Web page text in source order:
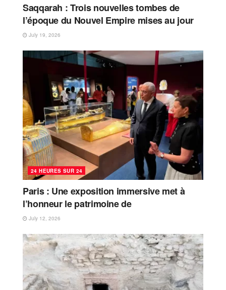
Saqqarah : Trois nouvelles tombes de
l’époque du Nouvel Empire mises au jour
July 19, 2026
24 HEURES SUR 24
Paris : Une exposition immersive met à
l’honneur le patrimoine de
July 12, 2026